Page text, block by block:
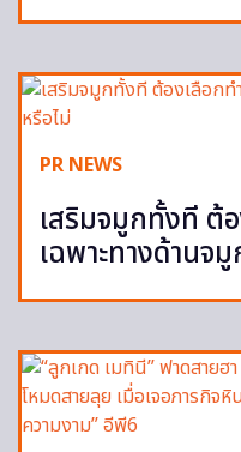
PR NEWS
เสริมจมูกทั้งที ต้
เฉพาะทางด้านจ